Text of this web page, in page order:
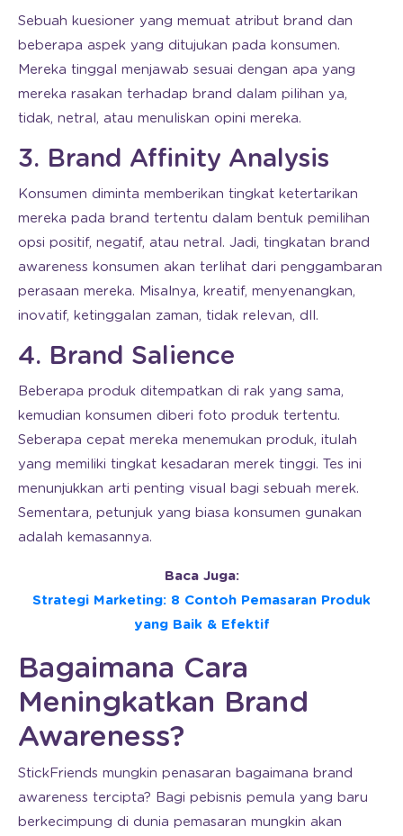
Sebuah kuesioner yang memuat atribut brand dan
beberapa aspek yang ditujukan pada konsumen.
Mereka tinggal menjawab sesuai dengan apa yang
mereka rasakan terhadap brand dalam pilihan ya,
tidak, netral, atau menuliskan opini mereka.
3. Brand Affinity Analysis
Konsumen diminta memberikan tingkat ketertarikan
mereka pada brand tertentu dalam bentuk pemilihan
opsi positif, negatif, atau netral. Jadi, tingkatan brand
awareness konsumen akan terlihat dari penggambaran
perasaan mereka. Misalnya, kreatif, menyenangkan,
inovatif, ketinggalan zaman, tidak relevan, dll.
4. Brand Salience
Beberapa produk ditempatkan di rak yang sama,
kemudian konsumen diberi foto produk tertentu.
Seberapa cepat mereka menemukan produk, itulah
yang memiliki tingkat kesadaran merek tinggi. Tes ini
menunjukkan arti penting visual bagi sebuah merek.
Sementara, petunjuk yang biasa konsumen gunakan
adalah kemasannya.
Baca Juga:
Strategi Marketing: 8 Contoh Pemasaran Produk
yang Baik & Efektif
Bagaimana Cara
Meningkatkan Brand
Awareness?
StickFriends mungkin penasaran bagaimana brand
awareness tercipta? Bagi pebisnis pemula yang baru
berkecimpung di dunia pemasaran mungkin akan